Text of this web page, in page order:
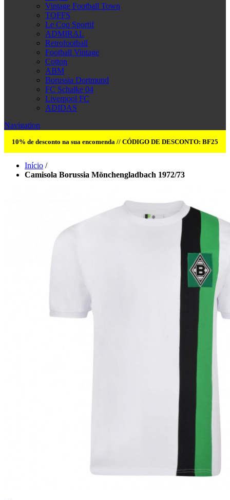
Vintage Football Town
TOFFS
Le Coq Sportif
ADMIRAL
Retrofootball
Football Vintage
Cotton
ABM
Borussia Dortmund
FC Schalke 04
Liverpool FC
ADIDAS
Navigation
10% de desconto na sua encomenda // CÓDIGO DE DESCONTO: BF25
Início /
Camisola Borussia Mönchengladbach 1972/73